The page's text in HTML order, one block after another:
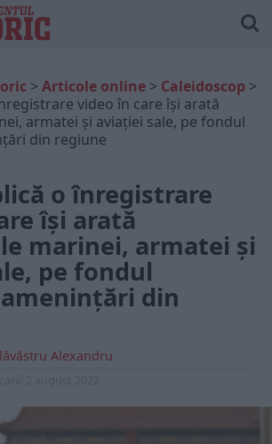
> Articole online > Caleidoscop >
video în care își arată
armatei și aviației sale, pe fondul
din regiune
o înregistrare
își arată
marinei, armatei și
pe fondul
din
Alexandru